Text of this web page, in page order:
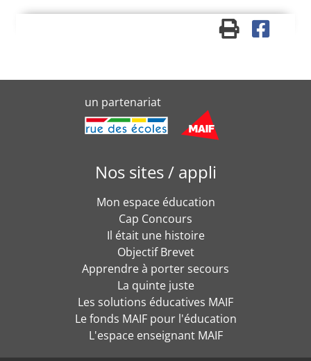
un partenariat
Nos sites / appli
Mon espace éducation
Cap Concours
Il était une histoire
Objectif Brevet
Apprendre à porter secours
La quinte juste
Les solutions éducatives MAIF
Le fonds MAIF pour l'éducation
L'espace enseignant MAIF